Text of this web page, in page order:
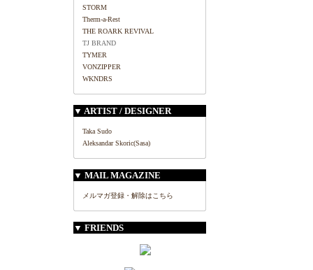
STORM
Therm-a-Rest
THE ROARK REVIVAL
TJ BRAND
TYMER
VONZIPPER
WKNDRS
▼ ARTIST / DESIGNER
Taka Sudo
Aleksandar Skoric(Sasa)
▼ MAIL MAGAZINE
メルマガ登録・解除はこちら
▼ FRIENDS